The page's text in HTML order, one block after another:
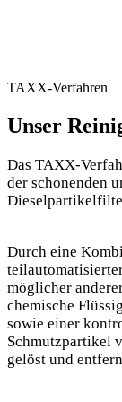
TAXX-Verfahren
Unser
Das TAXX-
der schonenden
Durch eine
möglicher
chemische
sowie einer
Schmutzpartikel
gelöst und